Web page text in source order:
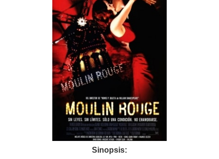
Sinopsis: